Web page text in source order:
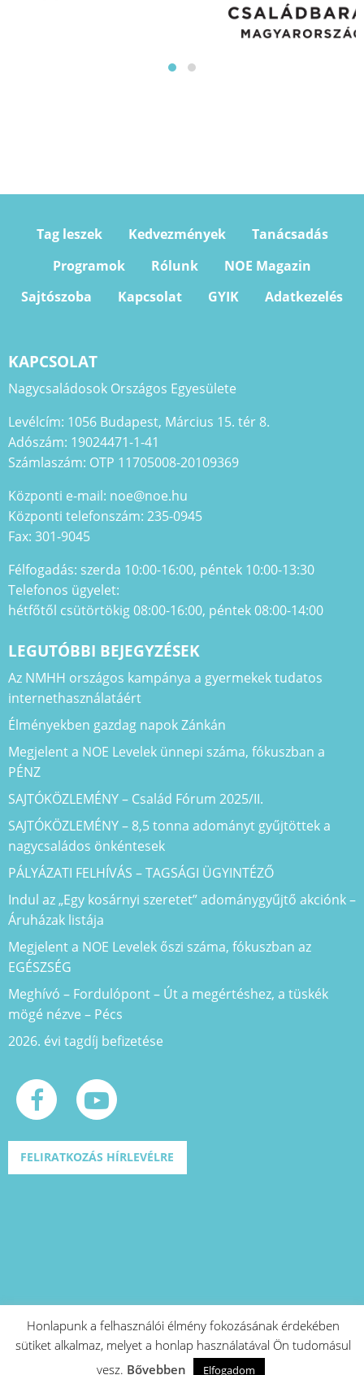
Tag leszek Kedvezmények
Tanácsadás
Programok
Rólunk
NOE Magazin
Sajtószoba
Kapcsolat GYIK Adatkezelés
KAPCSOLAT
Nagycsaládosok Országos Egyesülete
Levélcím: 1056 Budapest, Március 15. tér 8.
Adószám: 19024471-1-41
Számlaszám: OTP 11705008-20109369
Központi e-mail: noe@noe.hu
Központi telefonszám: 235-0945
Fax: 301-9045
Félfogadás: szerda 10:00-16:00, péntek 10:00-13:30
Telefonos ügyelet:
hétfőtől csütörtökig 08:00-16:00, péntek 08:00-14:00
LEGUTÓBBI BEJEGYZÉSEK
Az NMHH országos kampánya a gyermekek tudatos
internethasználatáért
Élményekben gazdag napok Zánkán
Megjelent a NOE Levelek ünnepi száma, fókuszban a
PÉNZ
SAJTÓKÖZLEMÉNY – Család Fórum 2025/II.
SAJTÓKÖZLEMÉNY – 8,5 tonna adományt gyűjtöttek a
nagycsaládos önkéntesek
PÁLYÁZATI FELHÍVÁS – TAGSÁGI ÜGYINTÉZŐ
Indul az „Egy kosárnyi szeretet” adománygyűjtő akciónk –
Áruházak listája
Megjelent a NOE Levelek őszi száma, fókuszban az
EGÉSZSÉG
Meghívó – Fordulópont – Út a megértéshez, a tüskék
mögé nézve – Pécs
2026. évi tagdíj befizetése
FELIRATKOZÁS HÍRLEVÉLRE
A projekt azonosító száma: EFOP-1.2.1-
15-2016-00573
Honlapunk a felhasználói élmény fokozásának érdekében
sütiket alkalmaz, melyet a honlap használatával Ön tudomásul
vesz. Bővebben Elfogadom